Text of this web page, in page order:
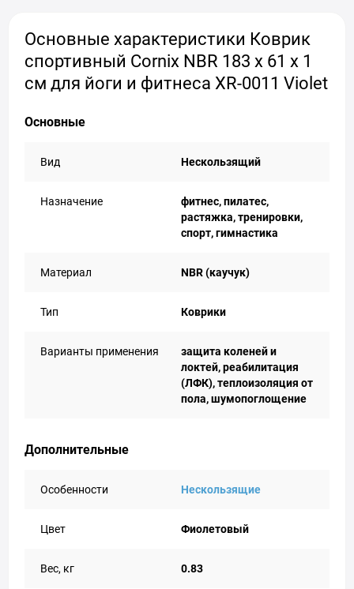
Основные характеристики Коврик
спортивный Cornix NBR 183 x 61 x 1
cм для йоги и фитнеса XR-0011 Violet
Основные
Вид Нескользящий
Назначение
фитнес, пилатес,
растяжка, тренировки,
спорт, гимнастика
Материал NBR (каучук)
Тип Коврики
Варианты применения
защита коленей и
локтей, реабилитация
(ЛФК), теплоизоляция от
пола, шумопоглощение
Дополнительные
Особенности Нескользящие
Цвет Фиолетовый
Вес, кг 0.83